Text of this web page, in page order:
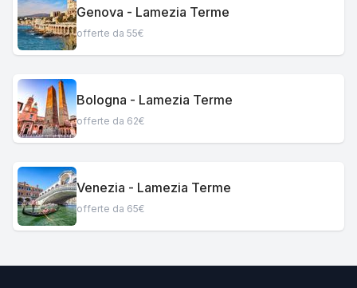
Genova - Lamezia Terme
offerte da 55€
Bologna - Lamezia Terme
offerte da 62€
Venezia - Lamezia Terme
offerte da 65€